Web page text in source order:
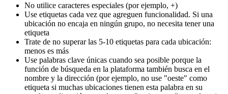
No utilice caracteres especiales (por ejemplo, +)
Use etiquetas cada vez que agreguen funcionalidad. Si una
ubicación no encaja en ningún grupo, no necesita tener una
etiqueta
Trate de no superar las 5-10 etiquetas para cada ubicación:
menos es más
Use palabras clave únicas cuando sea posible porque la
función de búsqueda en la plataforma también busca en el
nombre y la dirección (por ejemplo, no use "oeste" como
etiqueta si muchas ubicaciones tienen esta palabra en su